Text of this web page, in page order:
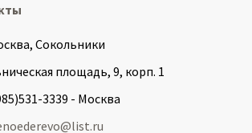
Сокольники
площадь, 9, корп. 1
3339 - Москва